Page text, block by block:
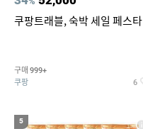
쿠팡트래블, 숙박 세일 페스타
구매 999+
쿠팡 6
5